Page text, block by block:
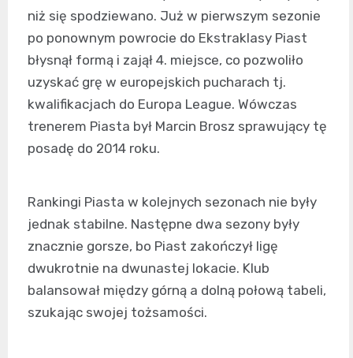
niż się spodziewano. Już w pierwszym sezonie
po ponownym powrocie do Ekstraklasy Piast
błysnął formą i zajął 4. miejsce, co pozwoliło
uzyskać grę w europejskich pucharach tj.
kwalifikacjach do Europa League. Wówczas
trenerem Piasta był Marcin Brosz sprawujący tę
posadę do 2014 roku.
Rankingi Piasta w kolejnych sezonach nie były
jednak stabilne. Następne dwa sezony były
znacznie gorsze, bo Piast zakończył ligę
dwukrotnie na dwunastej lokacie. Klub
balansował między górną a dolną połową tabeli,
szukając swojej tożsamości.